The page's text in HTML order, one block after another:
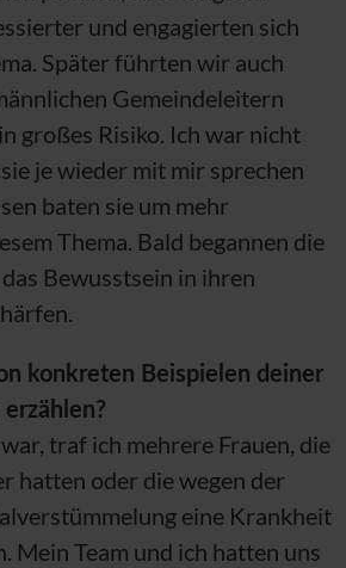
und engagierten sich
Später führten wir auch
Gemeindeleitern
großes Risiko. Ich war nicht
je wieder mit mir sprechen
baten sie um mehr
Thema. Bald begannen die
Bewusstsein in ihren
konkreten Beispielen deiner
traf ich mehrere Frauen, die
hatten oder die wegen der
eine Krankheit
Mein Team und ich hatten uns